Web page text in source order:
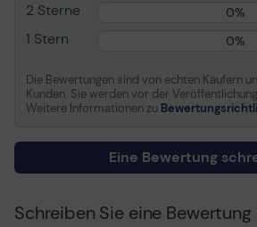
Allgemein
Technologie
(AWG)
30
Single
Besonderheiten
2 Sterne 0%
1 Stern 0%
Die Bewertungen sind von echten Käufern
Kunden. Sie werden vor der
Weitere Informationen zu
Eine Bewertung
Schreiben Sie eine Bewertung